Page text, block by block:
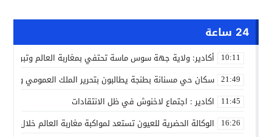
24 ساعة
10:11 أكادير: ولاية جهة سوس ماسة تحتفي بمغاربة العالم وتبرز
21:49 سكان حي مسنانة بطنجة يطالبون بتحرير الملك العمومي
11:45 اكادير : اجتماع لاخنوش في ظل الانتقادات
16:26 الوكالة الحضرية للعيون تستعد لمواكبة مغاربة العالم خلال